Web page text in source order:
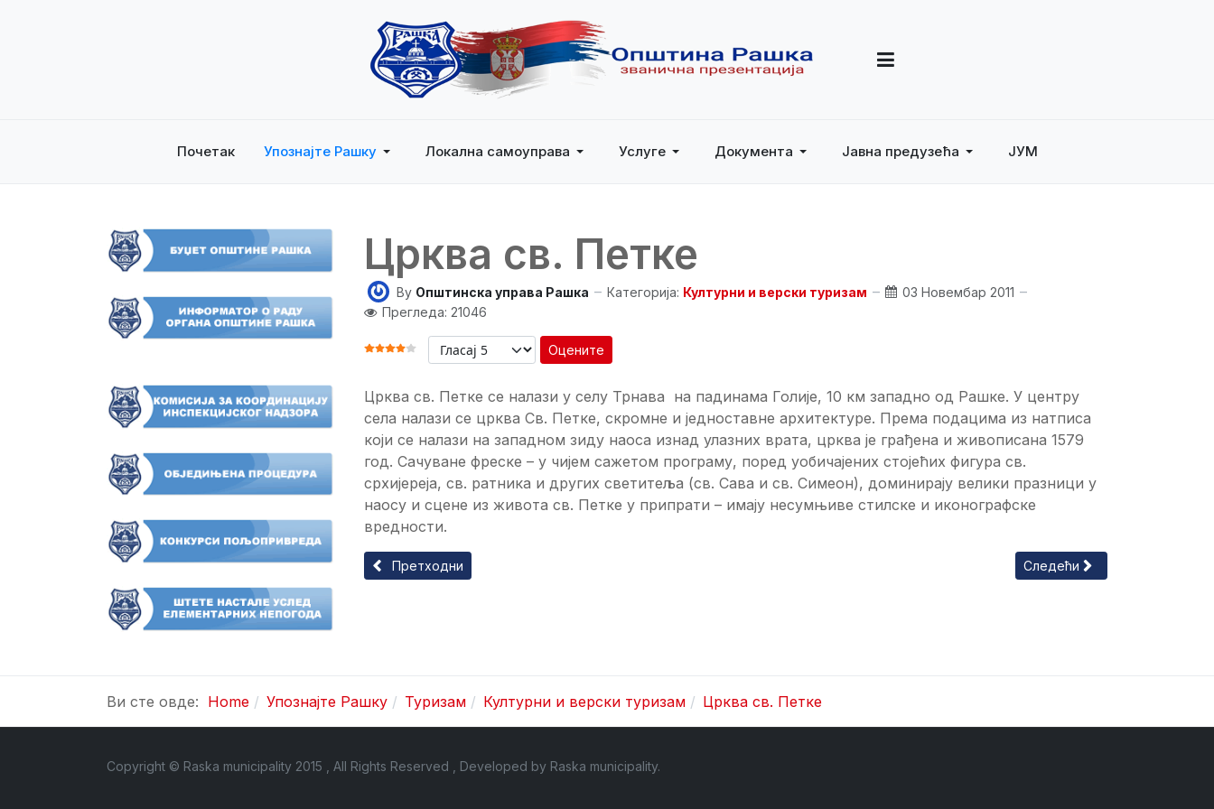
Почетак Упознајте Рашку Локална самоуправа Услуге Документа Јавна предузећа ЈУМ
Црква св. Петке
By Општинска управа Рашка Категорија: Културни и верски туризам
03 Новембар 2011
Прегледа: 21046
ОЦЕНА КОРИСНИКА: 4
Оцените
Црква св. Петке се налази у селу Трнава на падинама Голије, 10 км западно од Рашке. У центру
села налази се црква Св. Петке, скромне и једноставне архитектуре. Према подацима из натписа
који се налази на западном зиду наоса изнад улазних врата, црква је грађена и живописана 1579
год. Сачуване фреске – у чијем сажетом програму, поред уобичајених стојећих фигура св.
срхијереја, св. ратника и других светитеља (св. Сава и св. Симеон), доминирају велики празници у
наосу и сцене из живота св. Петке у припрати – имају несумњиве стилске и иконографске
вредности.
Претходни чланак: Црква Св. Николе
Претходни Следећи чланак: Манастир
Следећи
Ви сте овде: Home Упознајте Рашку Туризам Културни и верски туризам Црква св. Петке
Copyright © Raska municipality 2015 , All Rights Reserved , Developed by Raska municipality.